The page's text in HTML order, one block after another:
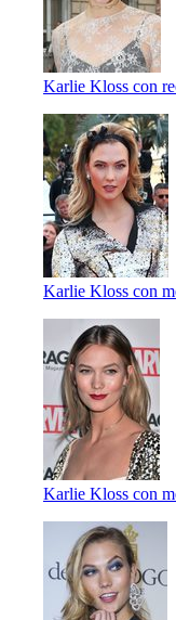
Karlie Kloss con
Karlie Kloss con
Karlie Kloss con